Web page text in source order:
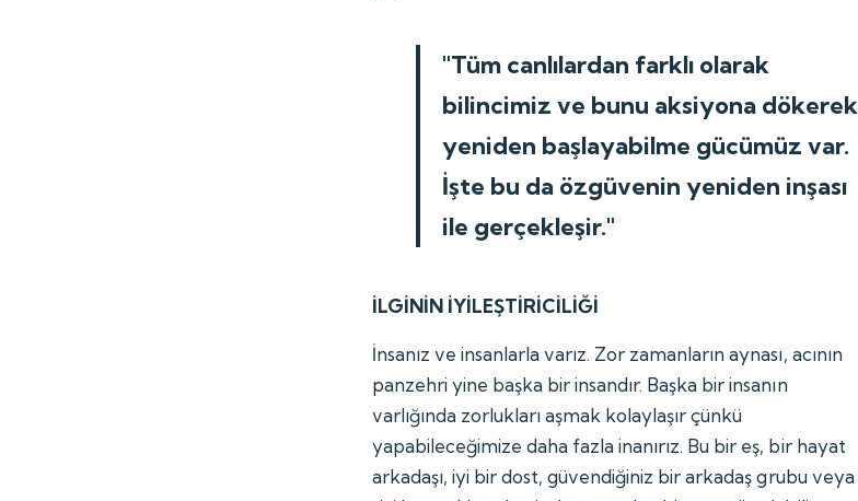
"Tüm canlılardan farklı olarak
bilincimiz ve bunu aksiyona dökerek
yeniden başlayabilme gücümüz var.
İşte bu da özgüvenin yeniden inşası
ile gerçekleşir."
İLGİNİN İYİLEŞTİRİCİLİĞİ
İnsanız ve insanlarla varız. Zor zamanların aynası, acının
panzehri yine başka bir insandır. Başka bir insanın
varlığında zorlukları aşmak kolaylaşır çünkü
yapabileceğimize daha fazla inanırız. Bu bir eş, bir hayat
arkadaşı, iyi bir dost, güvendiğiniz bir arkadaş grubu veya